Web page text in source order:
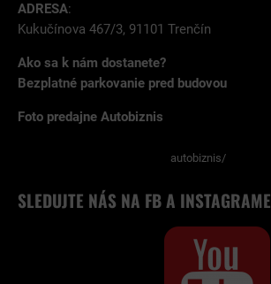
ADRESA:
Kukučínova 467/3, 91101 Trenčín
Ako sa k nám dostanete?
Bezplatné parkovanie pred budovou
Foto predajne Autobiznis
autobiznis/
SLEDUJTE NÁS NA FB A INSTAGRAME